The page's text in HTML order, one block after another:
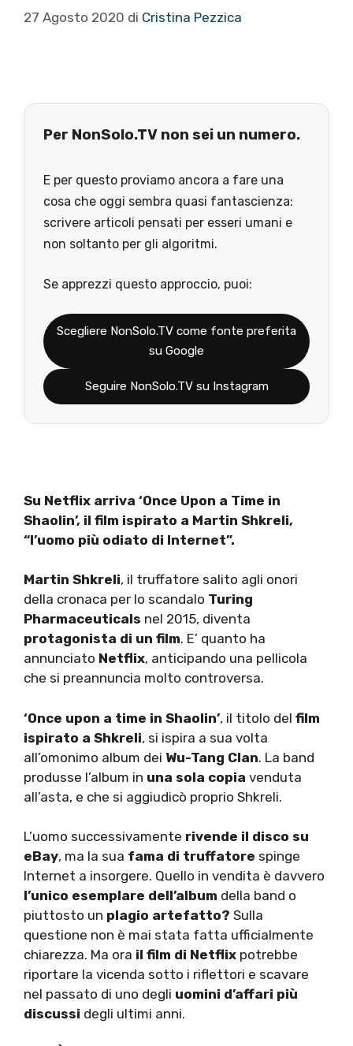
27 Agosto 2020 di Cristina Pezzica
Per NonSolo.TV non sei un numero.
E per questo proviamo ancora a fare una
cosa che oggi sembra quasi fantascienza:
scrivere articoli pensati per esseri umani e
non soltanto per gli algoritmi.
Se apprezzi questo approccio, puoi:
Scegliere NonSolo.TV come fonte preferita
su Google
Seguire NonSolo.TV su Instagram
Su Netflix arriva ‘Once Upon a Time in
Shaolin’, il film ispirato a Martin Shkreli,
“l’uomo più odiato di Internet”.
Martin Shkreli, il truffatore salito agli onori
della cronaca per lo scandalo Turing
Pharmaceuticals nel 2015, diventa
protagonista di un film. E’ quanto ha
annunciato Netflix, anticipando una pellicola
che si preannuncia molto controversa.
‘Once upon a time in Shaolin’, il titolo del film
ispirato a Shkreli, si ispira a sua volta
all’omonimo album dei Wu-Tang Clan. La band
produsse l’album in una sola copia venduta
all’asta, e che si aggiudicò proprio Shkreli.
L’uomo successivamente rivende il disco su
eBay, ma la sua fama di truffatore spinge
Internet a insorgere. Quello in vendita è davvero
l’unico esemplare dell’album della band o
piuttosto un plagio artefatto? Sulla
questione non è mai stata fatta ufficialmente
chiarezza. Ma ora il film di Netflix potrebbe
riportare la vicenda sotto i riflettori e scavare
nel passato di uno degli uomini d’affari più
discussi degli ultimi anni.